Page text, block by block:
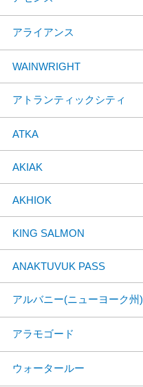
アライアンス
WAINWRIGHT
アトランティックシティ
ATKA
AKIAK
AKHIOK
KING SALMON
ANAKTUVUK PASS
アルバニー(ニューヨーク州)
アラモゴード
ウォータールー